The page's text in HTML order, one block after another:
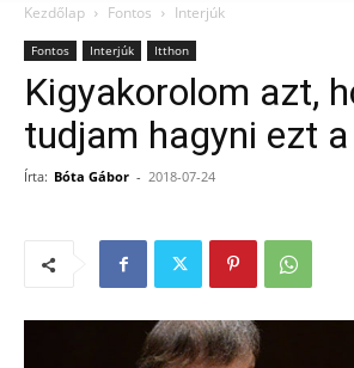
Kezdőlap Fontos Interjúk
Fontos Interjúk Itthon
Kigyakorolom azt,
tudjam hagyni ezt
Írta: Bóta Gábor - 2018-07-24